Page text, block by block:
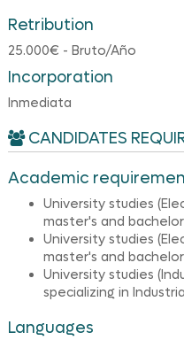
Retribution
25.000€ - Bruto/Año
Incorporation
Inmediata
CANDIDATES
Academic
University studies
master's and
University studies
master's and
University studies
specializing in
Languages